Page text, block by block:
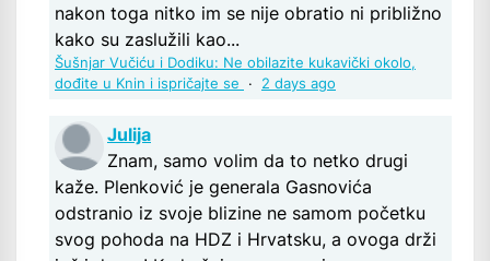
nakon toga nitko im se nije obratio ni približno
kako su zaslužili kao...
Šušnjar Vučiću i Dodiku: Ne obilazite kukavički okolo,
dođite u Knin i ispričajte se
· 2 days ago
Julija
Znam, samo volim da to netko drugi
kaže. Plenković je generala Gasnovića
odstranio iz svoje blizine ne samom početku
svog pohoda na HDZ i Hrvatsku, a ovoga drži